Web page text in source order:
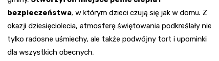
bezpieczeństwa, w którym dzieci czują się jak w domu. Z
okazji dziesięciolecia, atmosferę świętowania podkreślały nie
tylko radosne uśmiechy, ale także podwójny tort i upominki
dla wszystkich obecnych.